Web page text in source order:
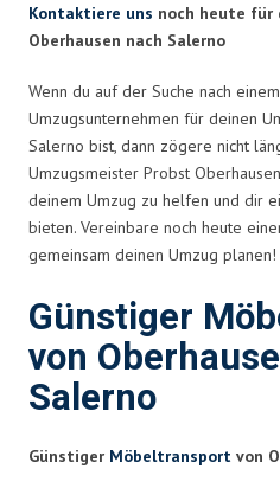
Kontaktiere uns noch heute für
Oberhausen nach Salerno
Wenn du auf der Suche nach
Umzugsunternehmen für deinen
Salerno bist, dann zögere nicht
Umzugsmeister Probst
deinem Umzug zu helfen und dir
bieten. Vereinbare noch heute
gemeinsam deinen Umzug planen!
Günstiger
von
Salerno
Günstiger Möbeltransport von